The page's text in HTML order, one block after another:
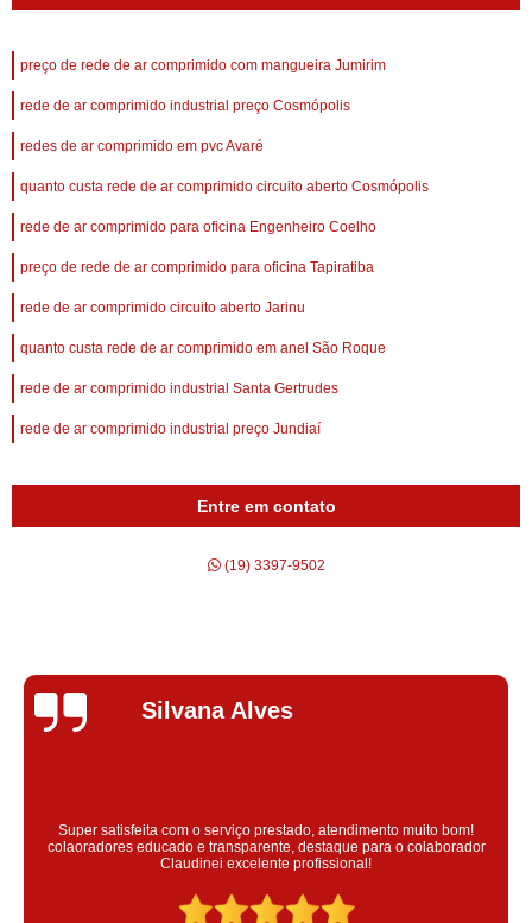
preço de rede de ar comprimido com mangueira Jumirim
rede de ar comprimido industrial preço Cosmópolis
redes de ar comprimido em pvc Avaré
quanto custa rede de ar comprimido circuito aberto Cosmópolis
rede de ar comprimido para oficina Engenheiro Coelho
preço de rede de ar comprimido para oficina Tapiratiba
rede de ar comprimido circuito aberto Jarinu
quanto custa rede de ar comprimido em anel São Roque
rede de ar comprimido industrial Santa Gertrudes
rede de ar comprimido industrial preço Jundiaí
Entre em contato
(19) 3397-9502
Silvana Alves
Super satisfeita com o serviço prestado, atendimento muito bom!
colaoradores educado e transparente, destaque para o colaborador
Claudinei excelente profissional!